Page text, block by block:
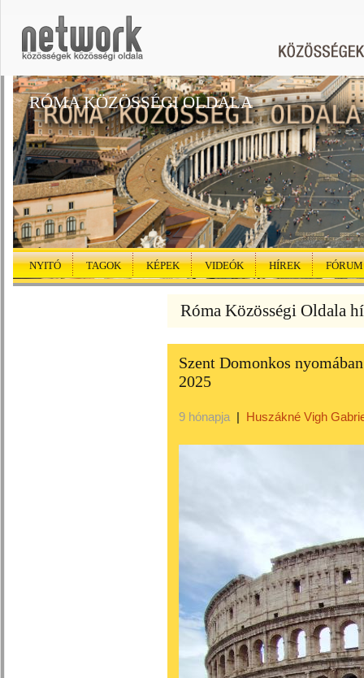
RÓMA KÖZÖSSÉGI OLDALA
NYITÓ TAGOK KÉPEK VIDEÓK HÍREK FÓRUM
Róma Közösségi Oldala
Szent Domonkos
2025
9 hónapja | Huszákné Vigh